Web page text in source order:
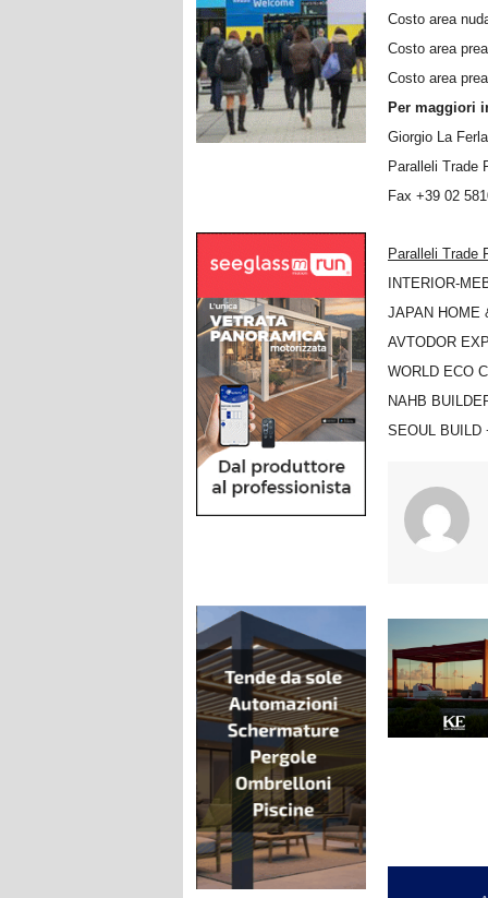
Costo area
Costo area
Costo area
Per maggiori
Giorgio La Ferla
Paralleli Trade
Fax +39 02
Paralleli Trade
INTERIOR-
JAPAN HOME
AVTODOR
WORLD ECO
NAHB
SEOUL BUILD